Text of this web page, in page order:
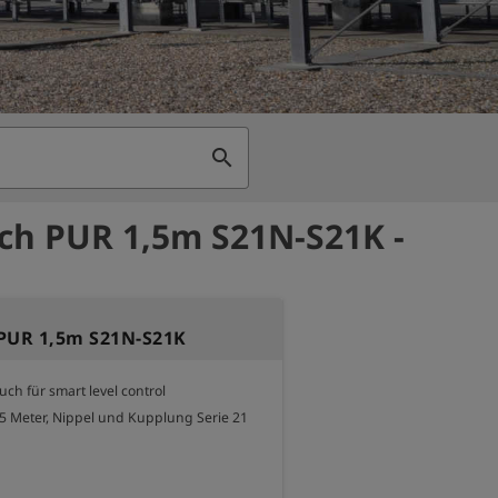
search
PUR 1,5m S21N-S21K -
1,5m S21N-S21K
für smart level control
Meter, Nippel und Kupplung Serie 21